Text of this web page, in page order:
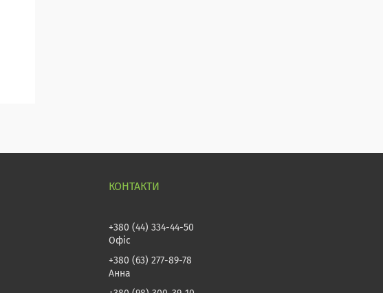
+380 (44) 334-44-50
Офіс
+380 (63) 277-89-78
Анна